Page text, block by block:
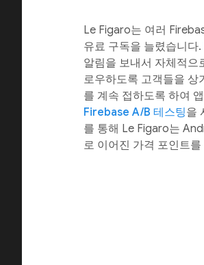
Le Figaro는 여러
유료 구독을 늘렸습니다.
알림을 보내서 자체적으
로우하도록 고객들을 상
를 계속 접하도록 하여
Firebase A/B 테스팅을
를 통해 Le Figaro는
로 이어진 가격 포인트